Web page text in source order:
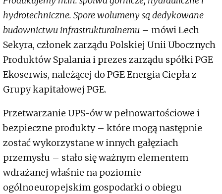
hydrotechniczne. Spore wolumeny są dedykowane
budownictwu infrastrukturalnemu – mówi Lech
Sekyra, członek zarządu Polskiej Unii Ubocznych
Produktów Spalania i prezes zarządu spółki PGE
Ekoserwis, należącej do PGE Energia Ciepła z
Grupy kapitałowej PGE.
Przetwarzanie UPS-ów w pełnowartościowe i
bezpieczne produkty – które mogą następnie
zostać wykorzystane w innych gałęziach
przemysłu – stało się ważnym elementem
wdrażanej właśnie na poziomie
ogólnoeuropejskim gospodarki o obiegu